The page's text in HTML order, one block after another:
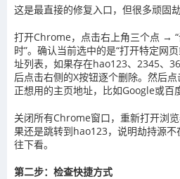
这是最直接的修复入口，但很多顽固
打开Chrome，点击右上角三个点 →
时”。确认当前选中的是“打开特定网
址列表，如果存在hao123、2345、
后点击右侧的X按钮逐个删除。然后
正想用的主页地址，比如Google或百
关闭所有Chrome窗口，重新打开浏
果还是跳转到hao123，说明劫持源
往下看。
第二步：检查快捷方式